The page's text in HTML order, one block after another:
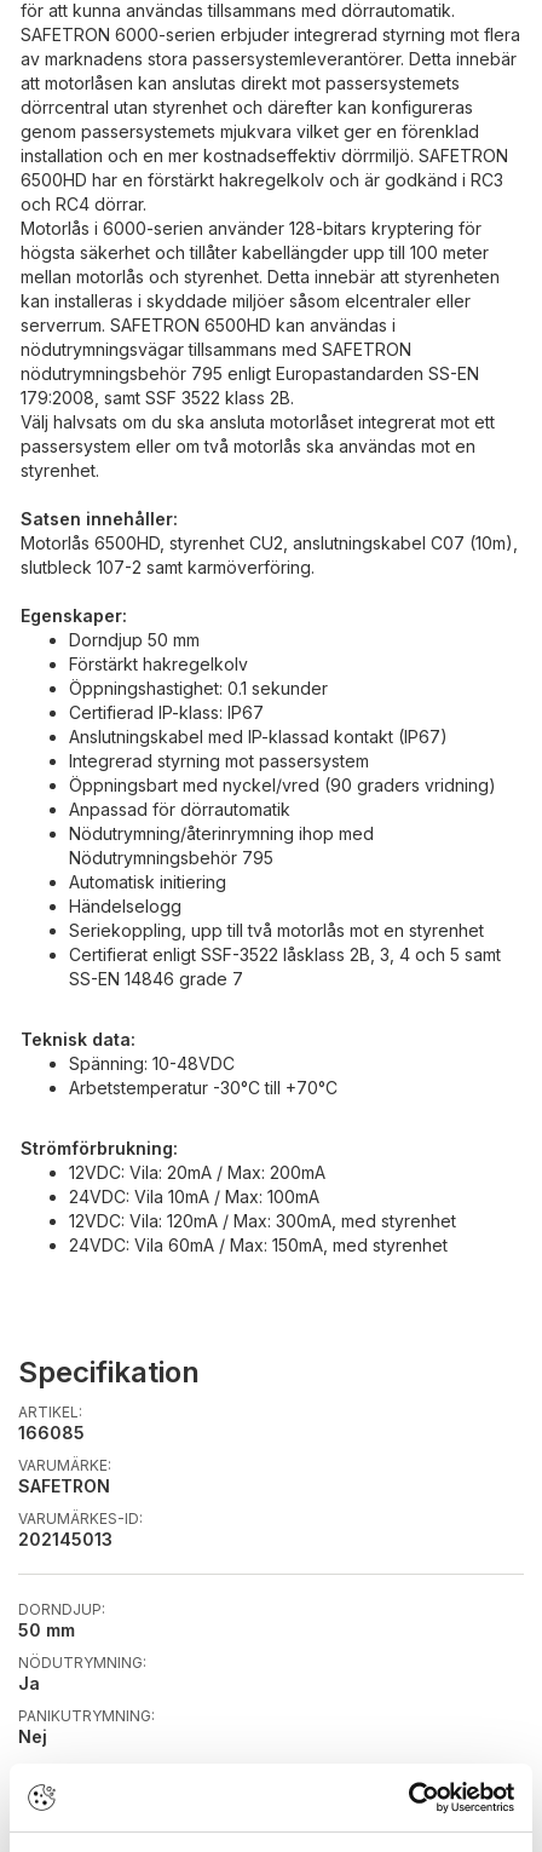
för att kunna användas tillsammans med dörrautomatik.
SAFETRON 6000-serien erbjuder integrerad styrning mot flera
av marknadens stora passersystemleverantörer. Detta innebär
att motorlåsen kan anslutas direkt mot passersystemets
dörrcentral utan styrenhet och därefter kan konfigureras
genom passersystemets mjukvara vilket ger en förenklad
installation och en mer kostnadseffektiv dörrmiljö. SAFETRON
6500HD har en förstärkt hakregelkolv och är godkänd i RC3
och RC4 dörrar.
Motorlås i 6000-serien använder 128-bitars kryptering för
högsta säkerhet och tillåter kabellängder upp till 100 meter
mellan motorlås och styrenhet. Detta innebär att styrenheten
kan installeras i skyddade miljöer såsom elcentraler eller
serverrum. SAFETRON 6500HD kan användas i
nödutrymningsvägar tillsammans med SAFETRON
nödutrymningsbehör 795 enligt Europastandarden SS-EN
179:2008, samt SSF 3522 klass 2B.
Välj halvsats om du ska ansluta motorlåset integrerat mot ett
passersystem eller om två motorlås ska användas mot en
styrenhet.
Satsen innehåller:
Motorlås 6500HD, styrenhet CU2, anslutningskabel C07 (10m),
slutbleck 107-2 samt karmöverföring.
Egenskaper:
Dorndjup 50 mm
Förstärkt hakregelkolv
Öppningshastighet: 0.1 sekunder
Certifierad IP-klass: IP67
Anslutningskabel med IP-klassad kontakt (IP67)
Integrerad styrning mot passersystem
Öppningsbart med nyckel/vred (90 graders vridning)
Anpassad för dörrautomatik
Nödutrymning/återinrymning ihop med
Nödutrymningsbehör 795
Automatisk initiering
Händelselogg
Seriekoppling, upp till två motorlås mot en styrenhet
Certifierat enligt SSF-3522 låsklass 2B, 3, 4 och 5 samt
SS-EN 14846 grade 7
Teknisk data:
Spänning: 10-48VDC
Arbetstemperatur -30°C till +70°C
Strömförbrukning:
12VDC: Vila: 20mA / Max: 200mA
24VDC: Vila 10mA / Max: 100mA
12VDC: Vila: 120mA / Max: 300mA, med styrenhet
24VDC: Vila 60mA / Max: 150mA, med styrenhet
Specifikation
ARTIKEL:
166085
VARUMÄRKE:
SAFETRON
VARUMÄRKES-ID:
202145013
DORNDJUP:
50 mm
NÖDUTRYMNING:
Ja
PANIKUTRYMNING:
Nej
FÄRG/YTBEHANDLING:
Svart